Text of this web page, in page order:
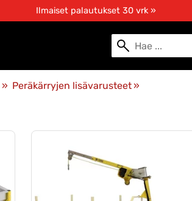
Ilmaiset palautukset 30 vrk »
‪» Peräkärryjen lisävarusteet ‪»